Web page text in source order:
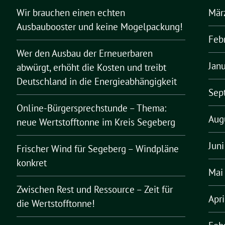
Wir brauchen einen echten
Ausbaubooster und keine Mogelpackung!
Wer den Ausbau der Erneuerbaren
abwürgt, erhöht die Kosten und treibt
Deutschland in die Energieabhängigkeit
Online-Bürgersprechstunde – Thema:
neue Wertstofftonne im Kreis Segeberg
Frischer Wind für Segeberg – Windpläne
konkret
Zwischen Rest und Ressource – Zeit für
die Wertstofftonne!